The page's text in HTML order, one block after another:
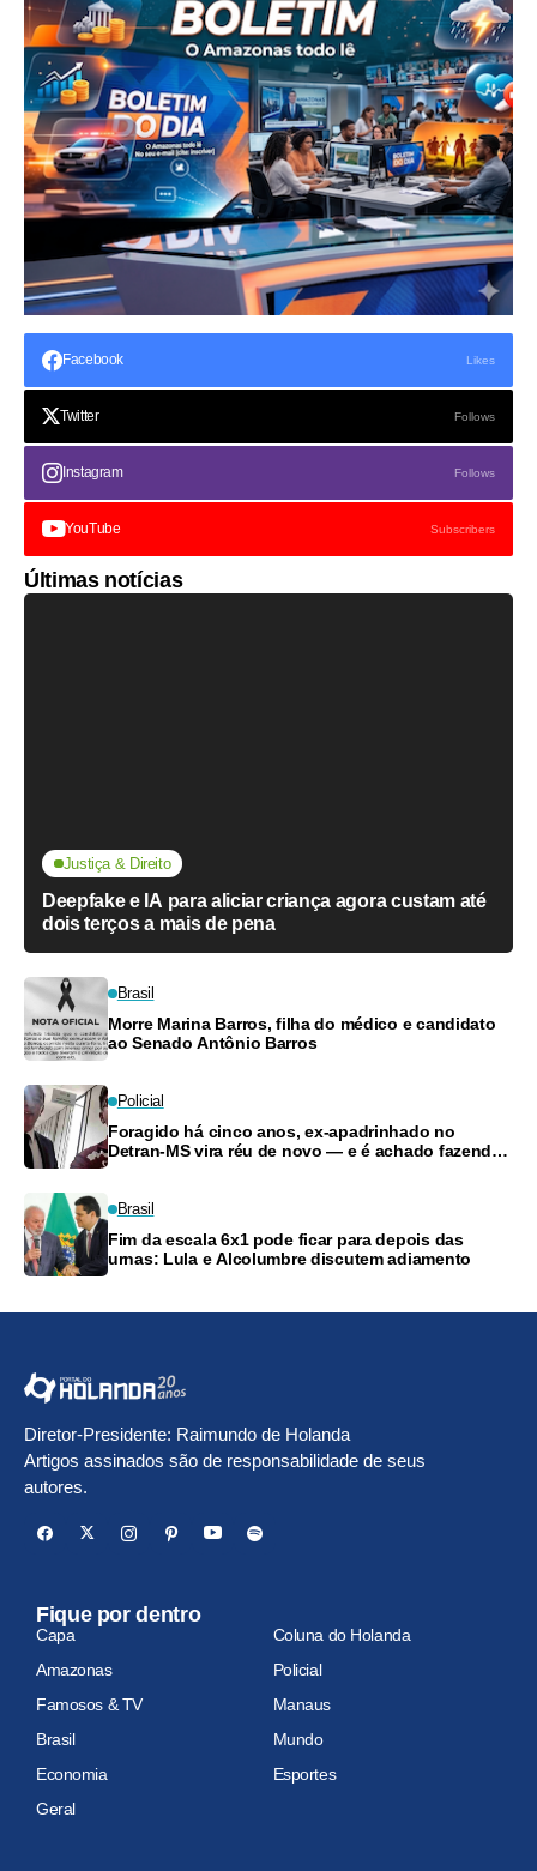
Facebook Likes
Twitter Follows
Instagram Follows
YouTube Subscribers
Últimas notícias
Justiça & Direito
Deepfake e IA para aliciar criança agora custam até
dois terços a mais de pena
Brasil
Morre Marina Barros, filha do médico e candidato
ao Senado Antônio Barros
Policial
Foragido há cinco anos, ex-apadrinhado no
Detran-MS vira réu de novo — e é achado fazendo
Brasil
Fim da escala 6x1 pode ficar para depois das
urnas: Lula e Alcolumbre discutem adiamento
Diretor-Presidente: Raimundo de Holanda
Artigos assinados são de responsabilidade de seus
autores.
Fique por dentro
Capa
Coluna do Holanda
Amazonas
Policial
Famosos & TV
Manaus
Brasil
Mundo
Economia
Esportes
Geral